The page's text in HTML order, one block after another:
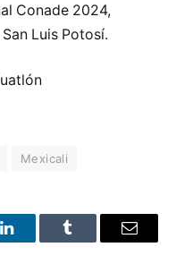
Conade 2024,
Luis Potosí.
Mexicali
LinkedInTumblr Email